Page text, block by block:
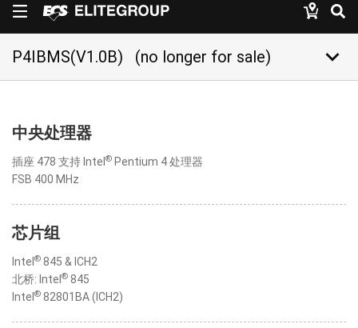
P4IBMS(V1.0B) (no longer for sale) keyboard_arrow_down
中央处理器
插座 478 支持 Intel ® Pentium 4 处理器
FSB 400 MHz
芯片组
Intel ® 845 & ICH2
北桥: Intel ® 845
Intel ® 82801BA (ICH2)